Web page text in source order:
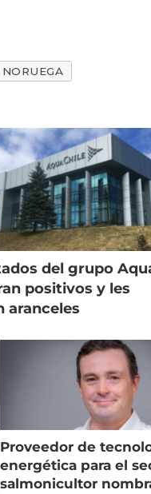
NORUEGA
del grupo
positivos y les
aranceles
Proveedor de
energética para el
salmonicultor